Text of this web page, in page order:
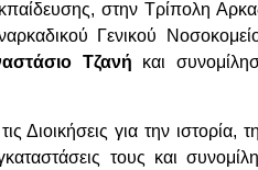
στην Τρίπολη
Γενικού
Τζανή και
για την ιστορία,
τους και